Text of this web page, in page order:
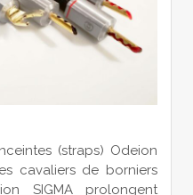
(straps) Odeion
cavaliers de borniers
SIGMA prolongent